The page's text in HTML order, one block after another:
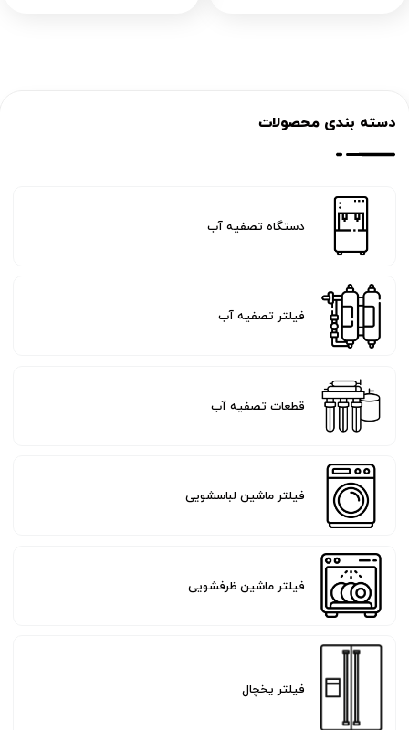
دسته بندی محصولات
دستگاه تصفیه آب
فیلتر تصفیه آب
قطعات تصفیه آب
فیلتر ماشین لباسشویی
فیلتر ماشین ظرفشویی
فیلتر یخچال